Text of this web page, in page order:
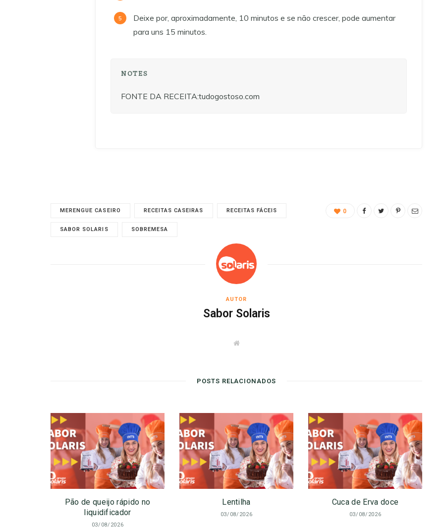
Deixe por, aproximadamente, 10 minutos e se não crescer, pode aumentar
para uns 15 minutos.
NOTES
FONTE DA RECEITA:tudogostoso.com
MERENGUE CASEIRO RECEITAS CASEIRAS RECEITAS FÁCEIS
SABOR SOLARIS SOBREMESA
0
AUTOR
Sabor Solaris
W
e
POSTS RELACIONADOS
Pão de queijo rápido no
liquidificador
03/08/2026
Lentilha
03/08/2026
Cuca de Erva doce
03/08/2026